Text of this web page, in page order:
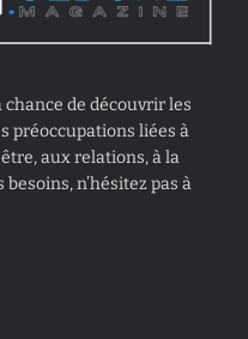
de découvrir les
préoccupations liées à
aux relations, à la
n’hésitez pas à